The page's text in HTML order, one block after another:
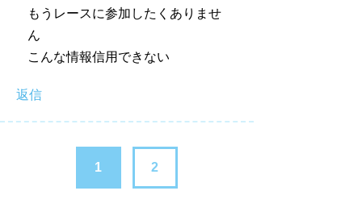
もうレースに参加したくありませ
ん
こんな情報信用できない
返信
1 2